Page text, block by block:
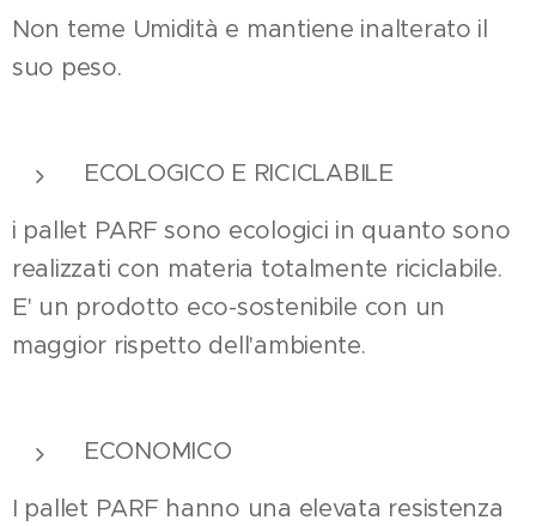
Non teme Umidità e mantiene inalterato il
suo peso.
ECOLOGICO E RICICLABILE
i pallet PARF sono ecologici in quanto sono
realizzati con materia totalmente riciclabile.
E' un prodotto eco-sostenibile con un
maggior rispetto dell'ambiente.
ECONOMICO
I pallet PARF hanno una elevata resistenza